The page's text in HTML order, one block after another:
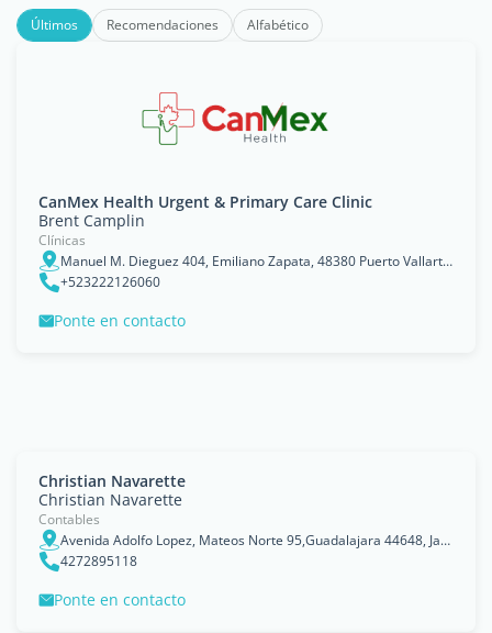
Últimos Recomendaciones Alfabético
CanMex Health Urgent & Primary Care Clinic
Brent Camplin
Clínicas
Manuel M. Dieguez 404, Emiliano Zapata, 48380 Puerto Vallarta, Jalisco, Mexico
+523222126060
Ponte en contacto
Christian Navarette
Christian Navarette
Contables
Avenida Adolfo Lopez, Mateos Norte 95,Guadalajara 44648, Jalisco
4272895118
Ponte en contacto